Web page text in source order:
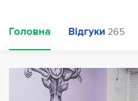
Головна Відгуки 265